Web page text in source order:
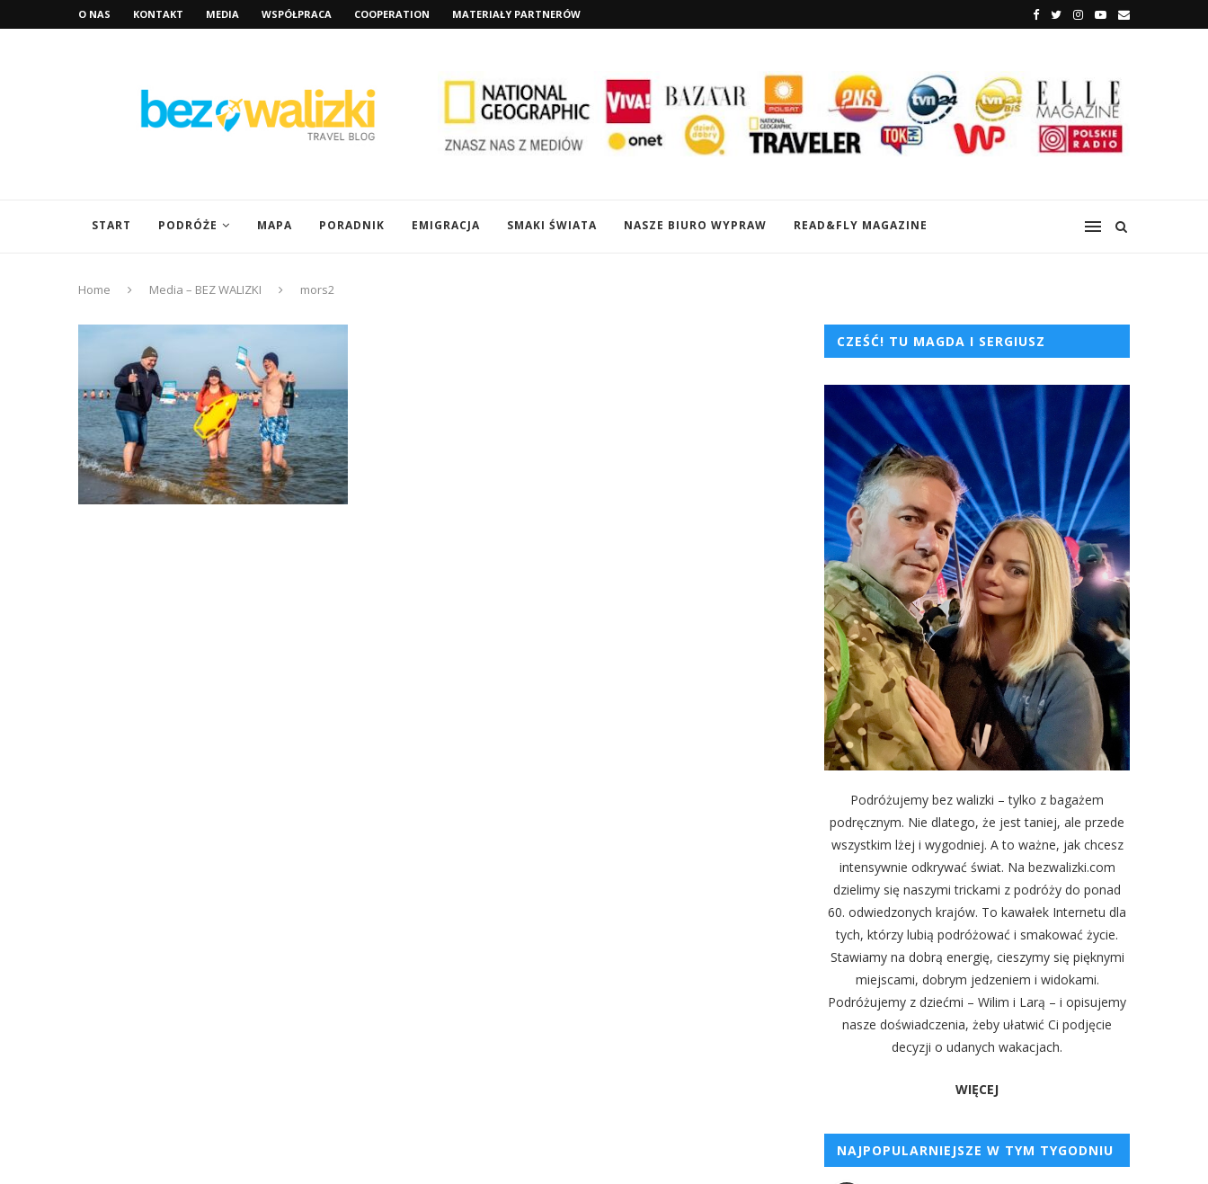
O NAS KONTAKT MEDIA WSPÓŁPRACA COOPERATION MATERIAŁY PARTNERÓW
START PODRÓŻE MAPA PORADNIK EMIGRACJA SMAKI ŚWIATA NASZE BIURO WYPRAW READ&FLY MAGAZINE
Home Media – BEZ WALIZKI mors2
CZEŚĆ! TU MAGDA I SERGIUSZ
Podróżujemy bez walizki – tylko z bagażem
podręcznym. Nie dlatego, że jest taniej, ale przede
wszystkim lżej i wygodniej. A to ważne, jak chcesz
intensywnie odkrywać świat. Na bezwalizki.com
dzielimy się naszymi trickami z podróży do ponad
60. odwiedzonych krajów. To kawałek Internetu dla
tych, którzy lubią podróżować i smakować życie.
Stawiamy na dobrą energię, cieszymy się pięknymi
miejscami, dobrym jedzeniem i widokami.
Podróżujemy z dziećmi – Wilim i Larą – i opisujemy
nasze doświadczenia, żeby ułatwić Ci podjęcie
decyzji o udanych wakacjach.
WIĘCEJ
NAJPOPULARNIEJSZE W TYM TYGODNIU